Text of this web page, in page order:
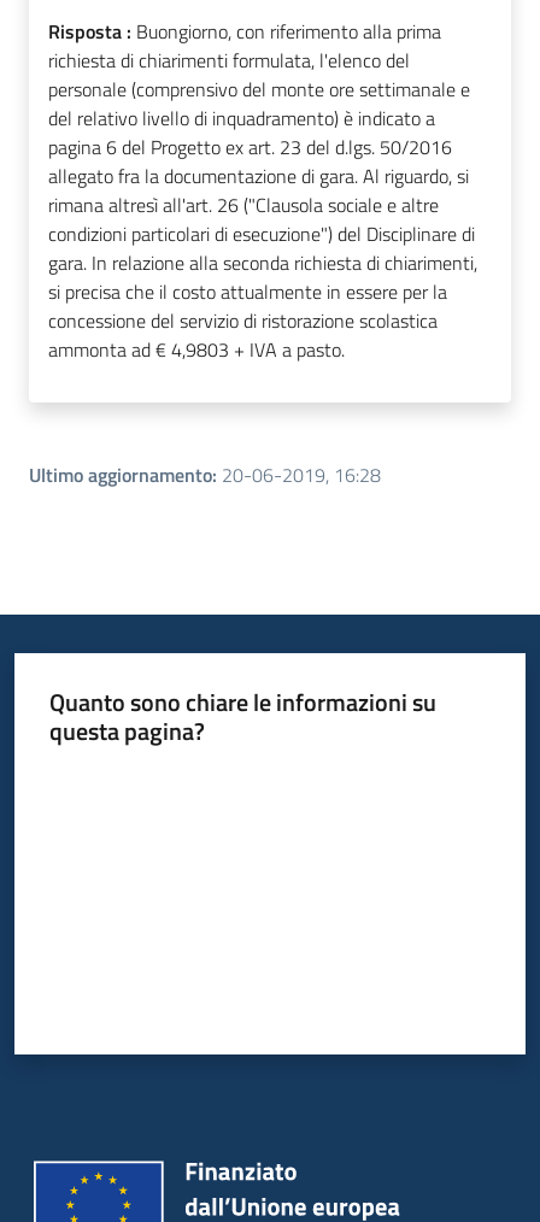
Risposta : Buongiorno, con riferimento alla prima
richiesta di chiarimenti formulata, l'elenco del
personale (comprensivo del monte ore settimanale e
del relativo livello di inquadramento) è indicato a
pagina 6 del Progetto ex art. 23 del d.lgs. 50/2016
allegato fra la documentazione di gara. Al riguardo, si
rimana altresì all'art. 26 ("Clausola sociale e altre
condizioni particolari di esecuzione") del Disciplinare di
gara. In relazione alla seconda richiesta di chiarimenti,
si precisa che il costo attualmente in essere per la
concessione del servizio di ristorazione scolastica
ammonta ad € 4,9803 + IVA a pasto.
Ultimo aggiornamento: 20-06-2019, 16:28
Quanto sono chiare le informazioni su
questa pagina?